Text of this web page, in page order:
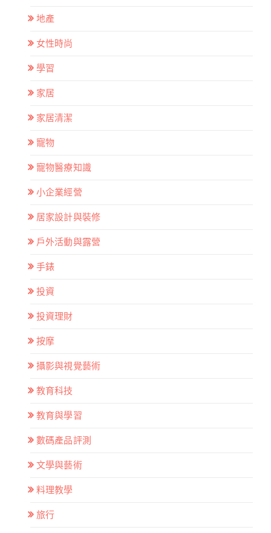
地產
女性時尚
學習
家居
家居清潔
寵物
寵物醫療知識
小企業經營
居家設計與裝修
戶外活動與露營
手錶
投資
投資理財
按摩
攝影與視覺藝術
教育科技
教育與學習
數碼產品評測
文學與藝術
料理教學
旅行